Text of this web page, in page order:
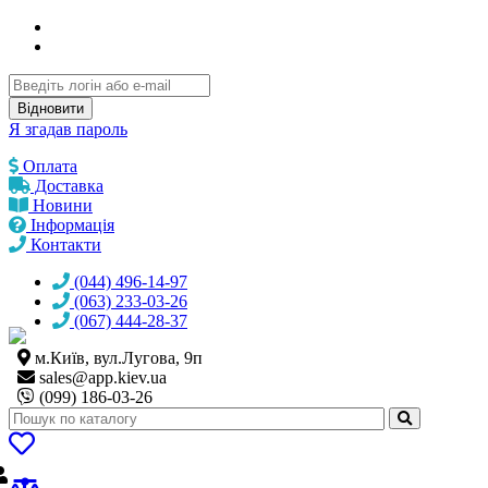
Відновити
Я згадав пароль
Оплата
Доставка
Новини
Інформація
Контакти
(044) 496-14-97
(063) 233-03-26
(067) 444-28-37
м.Київ, вул.Лугова, 9п
sales@app.kiev.ua
(099) 186-03-26